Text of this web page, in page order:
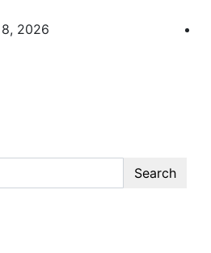
2026
চেতনায় উদ্বুদ্ধ মুখপত্র
Search